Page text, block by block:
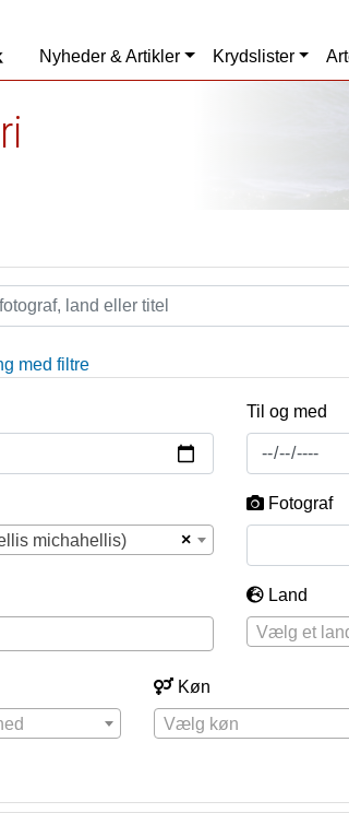
Nyheder & Artikler Krydslister
med filtre
Til og med
×
michahellis)
Fotograf
Land
Vælg et
Køn
Vælg køn